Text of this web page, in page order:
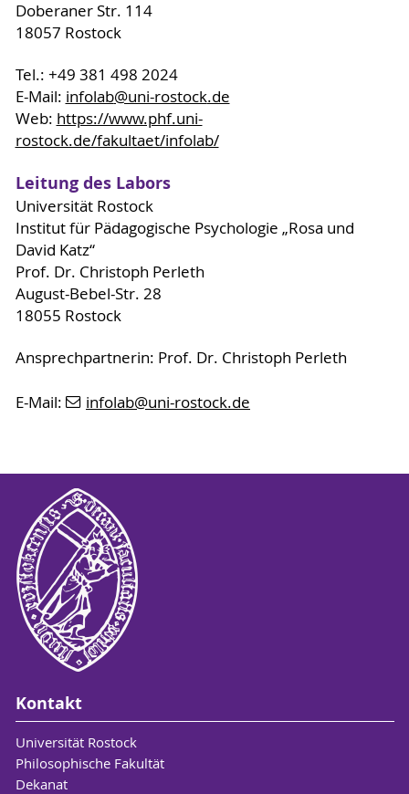
Doberaner Str. 114
18057 Rostock
Tel.: +49 381 498 2024
E-Mail: infolab@uni-rostock.de
Web: https://www.phf.uni-
rostock.de/fakultaet/infolab/
Leitung des Labors
Universität Rostock
Institut für Pädagogische Psychologie „Rosa und
David Katz“
Prof. Dr. Christoph Perleth
August-Bebel-Str. 28
18055 Rostock
Ansprechpartnerin: Prof. Dr. Christoph Perleth
E-Mail: infolab@uni-rostock.de
Kontakt
Universität Rostock
Philosophische Fakultät
Dekanat